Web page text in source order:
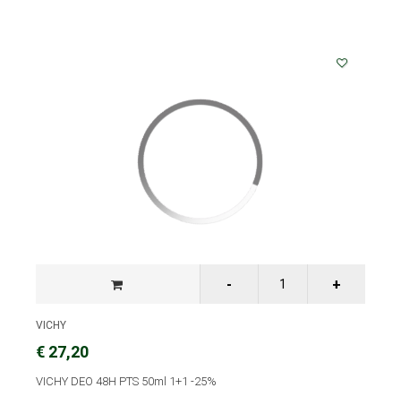
VICHY
€ 27,20
VICHY DEO 48H PTS 50ml 1+1 -25%